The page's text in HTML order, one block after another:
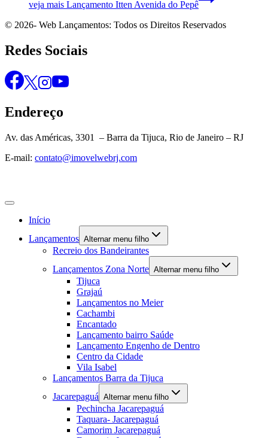
veja mais Lançamento Itten Avenida do Pepê
© 2026- Web Lançamentos: Todos os Direitos Reservados
Redes Sociais
Endereço
Av. das Américas, 3301 – Barra da Tijuca, Rio de Janeiro – RJ
E-mail: contato@imovelwebrj.com
Início
Lançamentos Alternar menu filho
Recreio dos Bandeirantes
Lançamentos Zona Norte Alternar menu filho
Tijuca
Grajaú
Lançamentos no Meier
Cachambi
Encantado
Lançamento bairro Saúde
Lançamento Engenho de Dentro
Centro da Cidade
Vila Isabel
Lançamentos Barra da Tijuca
Jacarepaguá Alternar menu filho
Pechincha Jacarepaguá
Taquara- Jacarepaguá
Camorim Jacarepaguá